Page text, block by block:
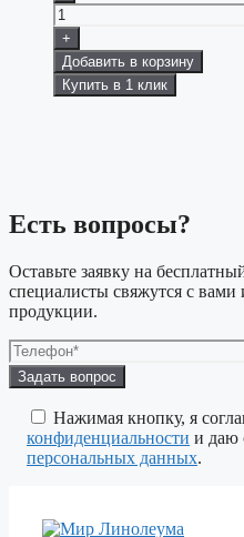
+
Добавить в корзину
Купить в 1 клик
Есть вопросы?
Оставьте заявку на
специалисты свяжутся с
продукции.
Оставьте
это
поле
пустым.
Нажимая кнопку, я
конфиденциальности и даю
персональных данных.